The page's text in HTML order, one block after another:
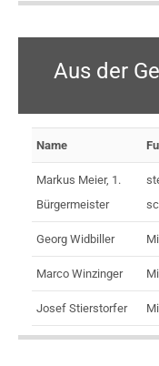
Aus der
Name
Markus Meier, 1.
Bürgermeister
Georg Widbiller
Marco Winzinger
Josef Stierstorfer